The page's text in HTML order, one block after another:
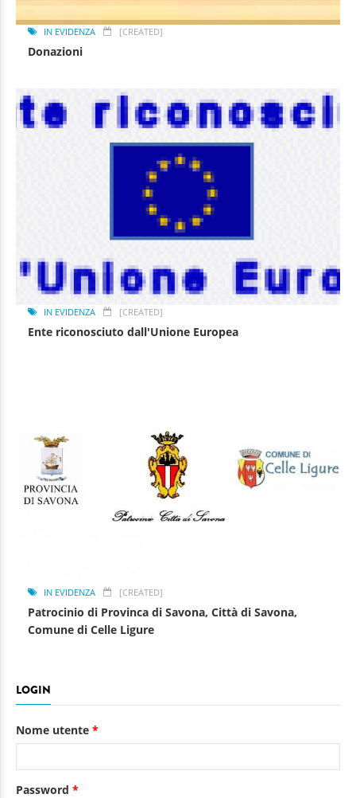
IN EVIDENZA [CREATED]
Donazioni
IN EVIDENZA [CREATED]
Ente riconosciuto dall'Unione Europea
IN EVIDENZA [CREATED]
Patrocinio di Provinca di Savona, Città di Savona,
Comune di Celle Ligure
LOGIN
Nome utente *
Password *